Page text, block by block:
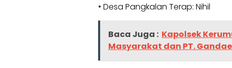
• Desa Pangkalan Terap: Nihil
Baca Juga : Kapolsek
Masyarakat dan PT.